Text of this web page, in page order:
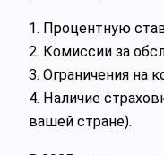
1. Процентную
2. Комиссии за
3. Ограничения на
4. Наличие
вашей стране).